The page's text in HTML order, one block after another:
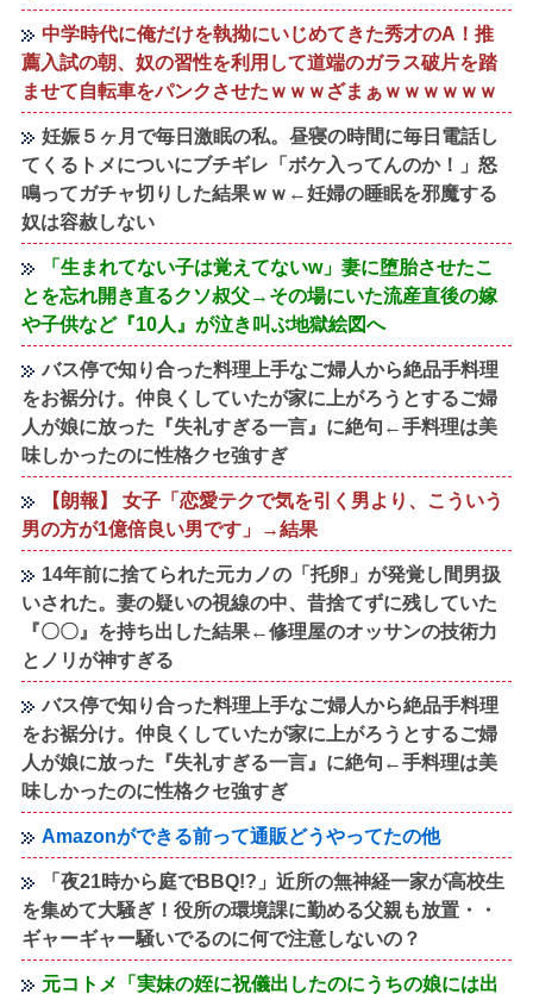
中学時代に俺だけを執拗にいじめてきた秀才のA！推
薦入試の朝、奴の習性を利用して道端のガラス破片を踏
ませて自転車をパンクさせたｗｗｗざまぁｗｗｗｗｗｗ
妊娠５ヶ月で毎日激眠の私。昼寝の時間に毎日電話し
てくるトメについにブチギレ「ボケ入ってんのか！」怒
鳴ってガチャ切りした結果ｗｗ←妊婦の睡眠を邪魔する
奴は容赦しない
「生まれてない子は覚えてないw」妻に堕胎させたこ
とを忘れ開き直るクソ叔父→その場にいた流産直後の嫁
や子供など『10人』が泣き叫ぶ地獄絵図へ
バス停で知り合った料理上手なご婦人から絶品手料理
をお裾分け。仲良くしていたが家に上がろうとするご婦
人が娘に放った『失礼すぎる一言』に絶句←手料理は美
味しかったのに性格クセ強すぎ
【朗報】 女子「恋愛テクで気を引く男より、こういう
男の方が1億倍良い男です」→結果
14年前に捨てられた元カノの「托卵」が発覚し間男扱
いされた。妻の疑いの視線の中、昔捨てずに残していた
『〇〇』を持ち出した結果←修理屋のオッサンの技術力
とノリが神すぎる
バス停で知り合った料理上手なご婦人から絶品手料理
をお裾分け。仲良くしていたが家に上がろうとするご婦
人が娘に放った『失礼すぎる一言』に絶句←手料理は美
味しかったのに性格クセ強すぎ
Amazonができる前って通販どうやってたの他
「夜21時から庭でBBQ!?」近所の無神経一家が高校生
を集めて大騒ぎ！役所の環境課に勤める父親も放置・・
ギャーギャー騒いでるのに何で注意しないの？
元コトメ「実妹の姪に祝儀出したのにうちの娘には出